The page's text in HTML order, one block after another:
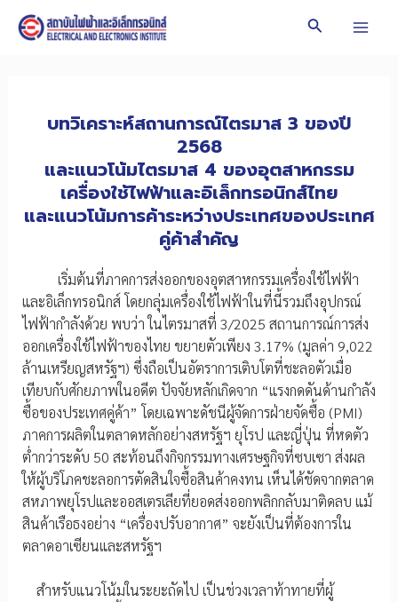
Search
บทวิเคราะห์สถานการณ์ไตรมาส 3 ของปี
2568
และแนวโน้มไตรมาส 4 ของอุตสาหกรรม
เครื่องใช้ไฟฟ้าและอิเล็กทรอนิกส์ไทย
และแนวโน้มการค้าระหว่างประเทศของประเทศ
คู่ค้าสำคัญ
เริ่มต้นที่ภาคการส่งออกของอุตสาหกรรมเครื่องใช้ไฟฟ้า
และอิเล็กทรอนิกส์ โดยกลุ่มเครื่องใช้ไฟฟ้าในที่นี้รวมถึงอุปกรณ์
ไฟฟ้ากำลังด้วย พบว่า ในไตรมาสที่ 3/2025 สถานการณ์การส่ง
ออกเครื่องใช้ไฟฟ้าของไทย ขยายตัวเพียง 3.17% (มูลค่า 9,022
ล้านเหรียญสหรัฐฯ) ซึ่งถือเป็นอัตราการเติบโตที่ชะลอตัวเมื่อ
เทียบกับศักยภาพในอดีต ปัจจัยหลักเกิดจาก “แรงกดดันด้านกำลัง
ซื้อของประเทศคู่ค้า” โดยเฉพาะดัชนีผู้จัดการฝ่ายจัดซื้อ (PMI)
ภาคการผลิตในตลาดหลักอย่างสหรัฐฯ ยุโรป และญี่ปุ่น ที่หดตัว
ต่ำกว่าระดับ 50 สะท้อนถึงกิจกรรมทางเศรษฐกิจที่ซบเซา ส่งผล
ให้ผู้บริโภคชะลอการตัดสินใจซื้อสินค้าคงทน เห็นได้ชัดจากตลาด
สหภาพยุโรปและออสเตรเลียที่ยอดส่งออกพลิกกลับมาติดลบ แม้
สินค้าเรือธงอย่าง “เครื่องปรับอากาศ” จะยังเป็นที่ต้องการใน
ตลาดอาเซียนและสหรัฐฯ
สำหรับแนวโน้มในระยะถัดไป เป็นช่วงเวลาท้าทายที่ผู้